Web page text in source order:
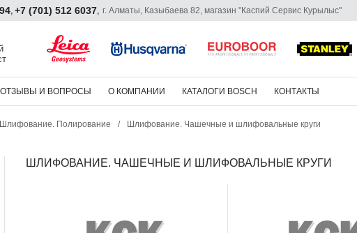
, +7 (701) 512 6037, г. Алматы, Казыбаева 82, магазин "Каспий Сервис Курылыс"
ОТЗЫВЫ И ВОПРОСЫ О КОМПАНИИ КАТАЛОГИ BOSCH КОНТАКТЫ
Шлифование. Полирование / Шлифование. Чашечные и шлифовальные круги
ШЛИФОВАНИЕ. ЧАШЕЧНЫЕ И ШЛИФОВАЛЬНЫЕ КРУГИ